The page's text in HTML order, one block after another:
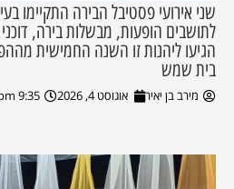
שני אירועי פסטיבל הבירה התקיימו
לתושבים הופעות, מבשלות בירה,
הגיעו ליהנות זו השנה החמישית
בית שמש
מירב בן יאיר אוגוסט 4, 2026 9:35 pm